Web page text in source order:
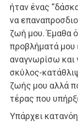
ήταν ένας
να
ζωή μου. Έμαθα
προβλήματά μου
αναγνωρίσω και
σκύλος-
ζωής μου αλλά
τέρας που
Υπάρχει